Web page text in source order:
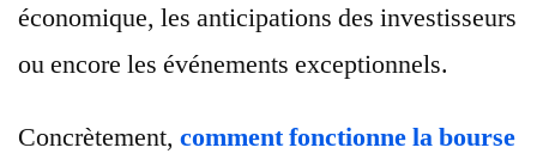
économique, les anticipations des investisseurs
ou encore les événements exceptionnels.
Concrètement, comment fonctionne la bourse